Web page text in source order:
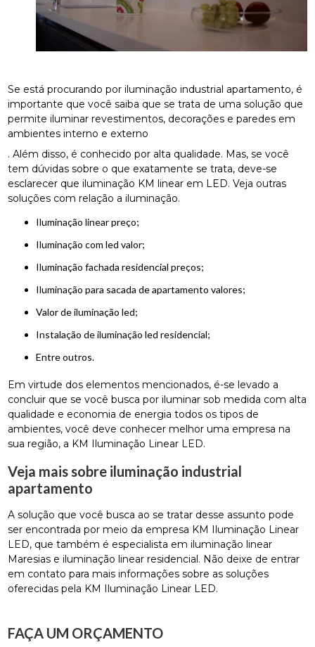
Se está procurando por iluminação industrial apartamento, é
importante que você saiba que se trata de uma solução que
permite iluminar revestimentos, decorações e paredes em
ambientes interno e externo
. Além disso, é conhecido por alta qualidade. Mas, se você
tem dúvidas sobre o que exatamente se trata, deve-se
esclarecer que iluminação KM linear em LED. Veja outras
soluções com relação a iluminação.
iluminação linear preço;
iluminação com led valor;
iluminação fachada residencial preços;
iluminação para sacada de apartamento valores;
valor de iluminação led;
instalação de iluminação led residencial;
entre outros.
Em virtude dos elementos mencionados, é-se levado a
concluir que se você busca por iluminar sob medida com alta
qualidade e economia de energia todos os tipos de
ambientes, você deve conhecer melhor uma empresa na
sua região, a KM Iluminação Linear LED.
Veja mais sobre iluminação industrial
apartamento
A solução que você busca ao se tratar desse assunto pode
ser encontrada por meio da empresa KM Iluminação Linear
LED, que também é especialista em iluminação linear
Maresias e iluminação linear residencial. Não deixe de entrar
em contato para mais informações sobre as soluções
oferecidas pela KM Iluminação Linear LED.
FAÇA UM ORÇAMENTO